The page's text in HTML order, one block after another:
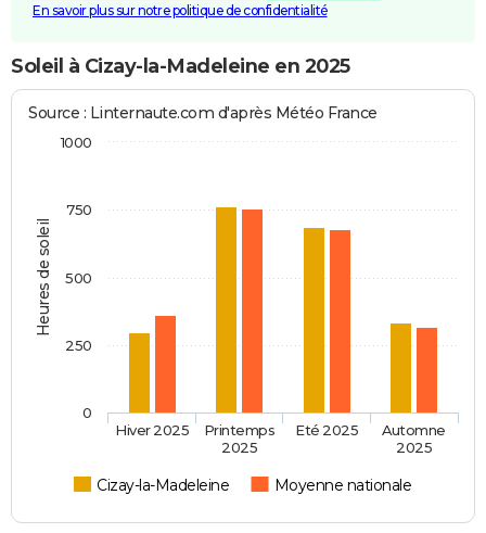
En savoir plus sur notre politique de confidentialité
Soleil à Cizay-la-Madeleine en 2025
Heures de soleil
Source : Linternaute.com d'après Météo France
Cizay-la-Madeleine Moyenne nationale
Hiver 2025
Printemps
2025
Eté 2025
Automne
2025
0
1000
250
500
750